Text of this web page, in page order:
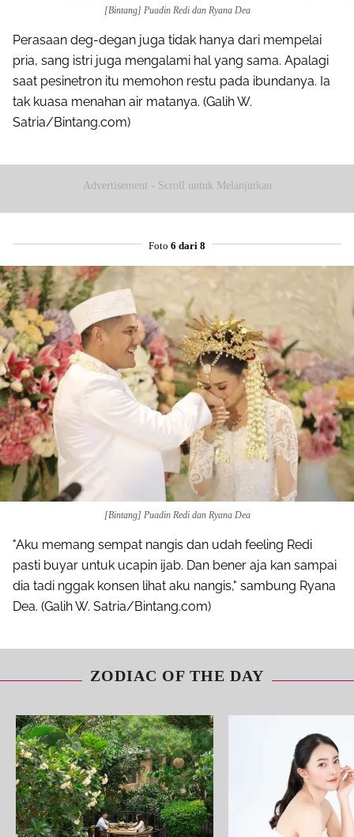
[Bintang] Puadin Redi dan Ryana Dea
Perasaan deg-degan juga tidak hanya dari mempelai
pria, sang istri juga mengalami hal yang sama. Apalagi
saat pesinetron itu memohon restu pada ibundanya. Ia
tak kuasa menahan air matanya. (Galih W.
Satria/Bintang.com)
Advertisement - Scroll untuk Melanjutkan
Foto 6 dari 8
[Bintang] Puadin Redi dan Ryana Dea
"Aku memang sempat nangis dan udah feeling Redi
pasti buyar untuk ucapin ijab. Dan bener aja kan sampai
dia tadi nggak konsen lihat aku nangis," sambung Ryana
Dea. (Galih W. Satria/Bintang.com)
ZODIAC OF THE DAY